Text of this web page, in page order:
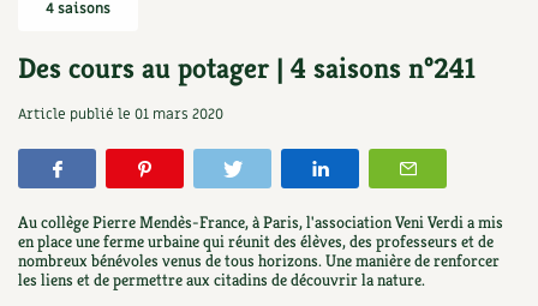
Verger, arbres
Petit élevage
Aménagement jardin
Se réabonner
Offrir un abonnement
Les numéros
4 saisons
Graines, semences
Potagères
Aromatiques
Florales
Cartes cadeau
Centre Terre vivante
Découvrir le Centre
Visiter en famille, entre amis
Infos & conseils
Jardin bio
Parole libre
4 saisons
Des cours au potager | 4 saisons n°241
Article publié le 01 mars 2020
Au collège Pierre Mendès-France, à Paris, l'association Veni Verdi a mis
en place une ferme urbaine qui réunit des élèves, des professeurs et de
nombreux bénévoles venus de tous horizons. Une manière de renforcer
les liens et de permettre aux citadins de découvrir la nature.
tisanes qui soignent
9,90